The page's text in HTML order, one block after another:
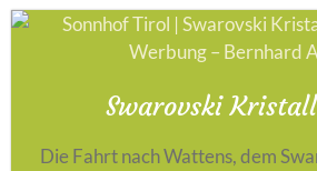
Swarovski
Die Fahrt nach Wattens, dem